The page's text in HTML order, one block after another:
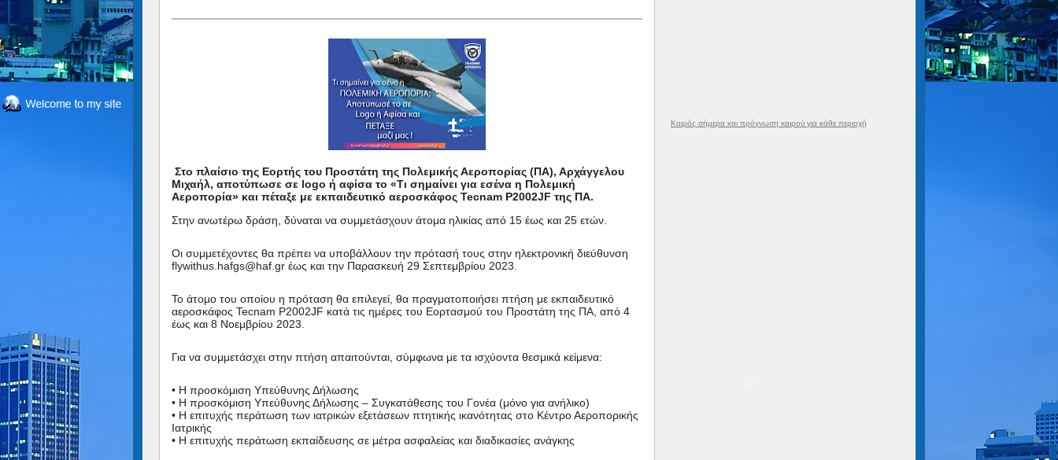
Στο πλαίσιο της Εορτής του Προστάτη της Πολεμικής Αεροπορίας (ΠΑ), Αρχάγγελου
Μιχαήλ, αποτύπωσε σε logo ή αφίσα το «Τι σημαίνει για εσένα η Πολεμική
Αεροπορία» και πέταξε με εκπαιδευτικό αεροσκάφος Tecnam P2002JF της ΠΑ.
Στην ανωτέρω δράση, δύναται να συμμετάσχουν άτομα ηλικίας από 15 έως και 25 ετών.
Οι συμμετέχοντες θα πρέπει να υποβάλλουν την πρότασή τους στην ηλεκτρονική διεύθυνση
flywithus.hafgs@haf.gr έως και την Παρασκευή 29 Σεπτεμβρίου 2023.
Το άτομο του οποίου η πρόταση θα επιλεγεί, θα πραγματοποιήσει πτήση με εκπαιδευτικό
αεροσκάφος Tecnam P2002JF κατά τις ημέρες του Εορτασμού του Προστάτη της ΠΑ, από 4
έως και 8 Νοεμβρίου 2023.
Για να συμμετάσχει στην πτήση απαιτούνται, σύμφωνα με τα ισχύοντα θεσμικά κείμενα:
• Η προσκόμιση Υπεύθυνης Δήλωσης
• Η προσκόμιση Υπεύθυνης Δήλωσης – Συγκατάθεσης του Γονέα (μόνο για ανήλικο)
• Η επιτυχής περάτωση των ιατρικών εξετάσεων πτητικής ικανότητας στο Κέντρο Αεροπορικής
Ιατρικής
• Η επιτυχής περάτωση εκπαίδευσης σε μέτρα ασφαλείας και διαδικασίες ανάγκης
Καιρός σήμερα και πρόγνωση καιρού για κάθε περιοχή